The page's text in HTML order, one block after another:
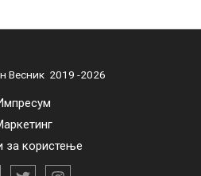
Весник 2019 -2026
за користење